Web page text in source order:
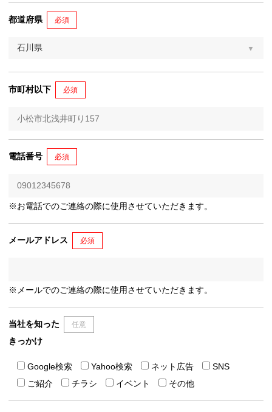
都道府県 必須
市町村以下 必須
電話番号 必須
※お電話でのご連絡の際に使用させていただきます。
メールアドレス 必須
※メールでのご連絡の際に使用させていただきます。
当社を知った
きっかけ
任意
Google検索 Yahoo検索 ネット広告
SNS
ご紹介
チラシ イベント その他